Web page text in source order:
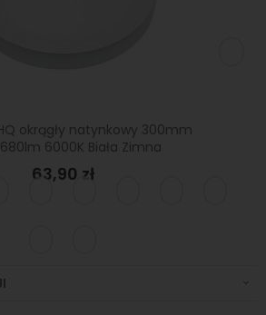
okrągły natynkowy 300mm
6000K Biała Zimna
63,90 zł